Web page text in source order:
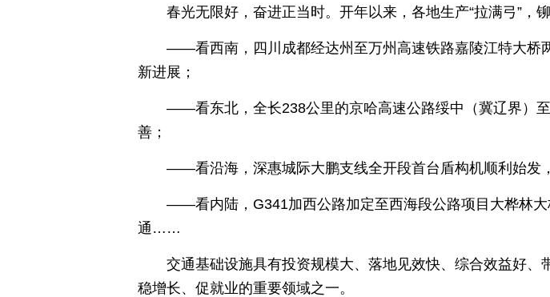
春光无限好，奋进正当时。开年以来，各地生产“拉满弓”，
——看西南，四川成都经达州至万州高速铁路嘉陵江特大桥
新进展；
——看东北，全长238公里的京哈高速公路绥中（冀辽界）
善；
——看沿海，深惠城际大鹏支线全开段首台盾构机顺利始发
——看内陆，G341加西公路加定至西海段公路项目大桦林
通……
交通基础设施具有投资规模大、落地见效快、综合效益好、
稳增长、促就业的重要领域之一。